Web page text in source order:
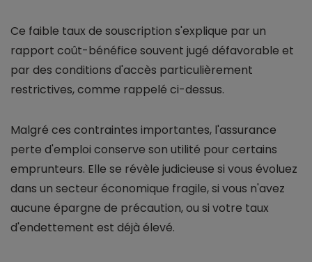
Ce faible taux de souscription s'explique par un
rapport coût-bénéfice souvent jugé défavorable et
par des conditions d'accès particulièrement
restrictives, comme rappelé ci-dessus.
Malgré ces contraintes importantes, l'assurance
perte d'emploi conserve son utilité pour certains
emprunteurs. Elle se révèle judicieuse si vous évoluez
dans un secteur économique fragile, si vous n'avez
aucune épargne de précaution, ou si votre taux
d'endettement est déjà élevé.